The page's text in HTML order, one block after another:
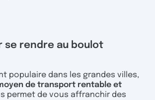
se rendre au boulot
populaire dans les grandes villes,
de transport rentable et
permet de vous affranchir des